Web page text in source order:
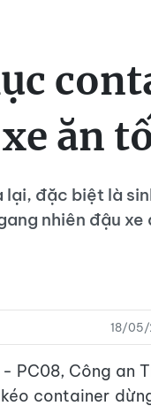
ăn
lại, đặc biệt là
nhiên đậu xe
18/05/
PC08, Công an
container